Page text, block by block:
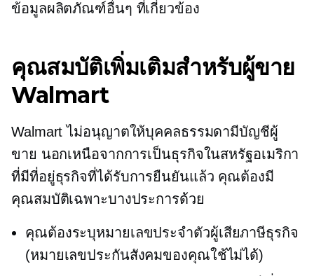
ข้อมูลผลิตภัณฑ์อื่นๆ ที่เกี่ยวข้อง
คุณสมบัติเพิ่มเติมสำหรับผู้ขาย
Walmart
Walmart ไม่อนุญาตให้บุคคลธรรมดามีบัญชีผู้
ขาย นอกเหนือจากการเป็นธุรกิจในสหรัฐอเมริกา
ที่มีที่อยู่ธุรกิจที่ได้รับการยืนยันแล้ว คุณต้องมี
คุณสมบัติเฉพาะบางประการด้วย
คุณต้องระบุหมายเลขประจำตัวผู้เสียภาษีธุรกิจ
(หมายเลขประกันสังคมของคุณใช้ไม่ได้)